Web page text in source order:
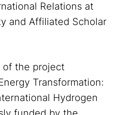
Relations at
and Affiliated Scholar
of the project
Transformation:
Hydrogen